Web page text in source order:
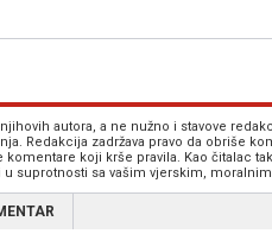
autora, a ne nužno i stavove
Redakcija zadržava pravo da obriše
koji krše pravila. Kao čitalac
suprotnosti sa vašim vjerskim,